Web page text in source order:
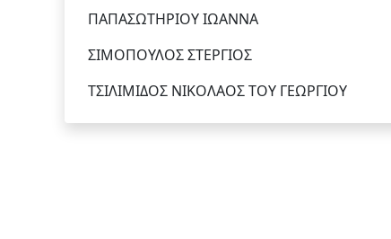
ΠΑΠΑΣΩΤΗΡΙΟΥ ΙΩΑΝΝΑ
ΣΙΜΟΠΟΥΛΟΣ ΣΤΕΡΓΙΟΣ
ΤΣΙΛΙΜΙΔΟΣ ΝΙΚΟΛΑΟΣ ΤΟΥ ΓΕΩΡΓΙΟΥ